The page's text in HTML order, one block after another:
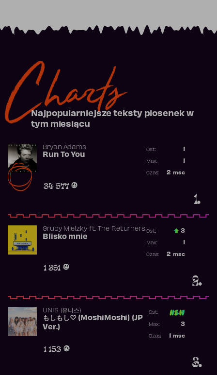
Charts
Najpopularniejsze teksty piosenek w
tym miesiącu
1.
Bryan Adams
Run To You
34 577
Ost.:
Max:
2 msc
Czas:
2.
Gruby Mielzkyft. The Returners
Blisko mnie
1 391
Ost.: 3
Max:
2 msc
Czas:
3.
UNIS (유니스)
もしもし♡ (MoshiMoshi) (JP
Ver.)
1 153
Ost:
3
Max:
msc
Czas: